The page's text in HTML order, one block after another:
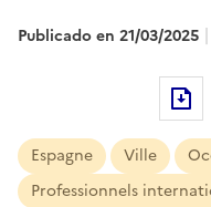
Publicado en 21/03/2025
Espagne Ville
Professionnels